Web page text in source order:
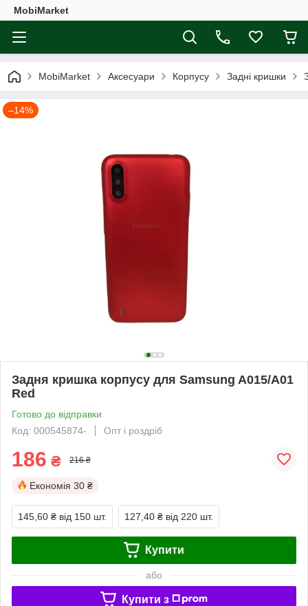
MobiMarket
MobiMarket Аксесуари Корпусу Задні кришки
–14%
Задня кришка корпусу для Samsung A015/A01
Red
Готово до відправки
Код: 000545874-
Опт і роздріб
186 ₴ 216 ₴
Економія 30 ₴
145,60 ₴ від 150 шт. 127,40 ₴ від 220 шт.
Купити
або
Купити з